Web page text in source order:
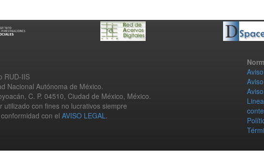
RUD-IIS
Nacional Autónoma de México.
C. P. 04510, Ciudad de México, México.
utilizado con fines no lucrativos siempre
con el AVISO LEGAL.